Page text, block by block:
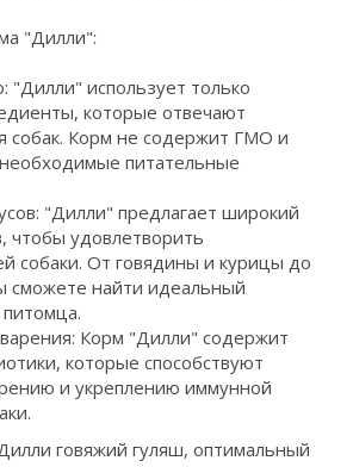
"Дилли":
"Дилли" использует только
которые отвечают
собак. Корм не содержит ГМО и
питательные
"Дилли" предлагает широкий
чтобы удовлетворить
собаки. От говядины и курицы до
найти идеальный
Корм "Дилли" содержит
которые способствуют
и укреплению иммунной
говяжий гуляш, оптимальный